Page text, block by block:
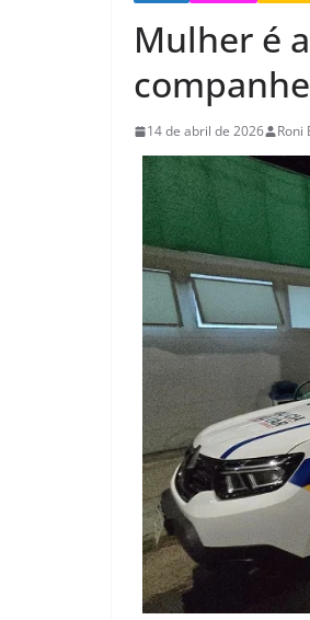
Mulher é
14 de abril de 2026 Roni